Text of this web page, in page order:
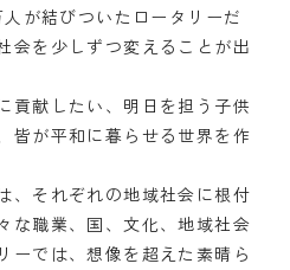
が結びついたロータリーだ
会を少しずつ変えることが出
貢献したい、明日を担う子供
皆が平和に暮らせる世界を作
、それぞれの地域社会に根付
な職業、国、文化、地域社会
ーでは、想像を超えた素晴ら